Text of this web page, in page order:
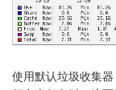
使用默认垃圾收集